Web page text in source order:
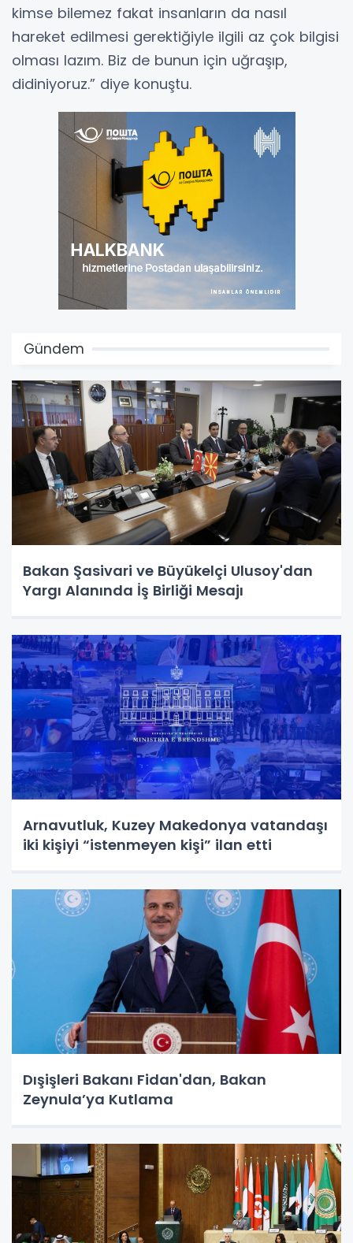
kimse bilemez fakat insanların da nasıl
hareket edilmesi gerektiğiyle ilgili az çok bilgisi
olması lazım. Biz de bunun için uğraşıp,
didiniyoruz.” diye konuştu.
Gündem
Bakan Şasivari ve Büyükelçi Ulusoy'dan
Yargı Alanında İş Birliği Mesajı
Arnavutluk, Kuzey Makedonya vatandaşı
iki kişiyi “istenmeyen kişi” ilan etti
Dışişleri Bakanı Fidan'dan, Bakan
Zeynula’ya Kutlama